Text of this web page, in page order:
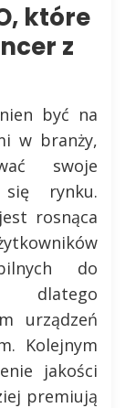
które
z
być na
w branży,
swoje
rynku.
rosnąca
do
dlatego
urządzeń
Kolejnym
jakości
premiują